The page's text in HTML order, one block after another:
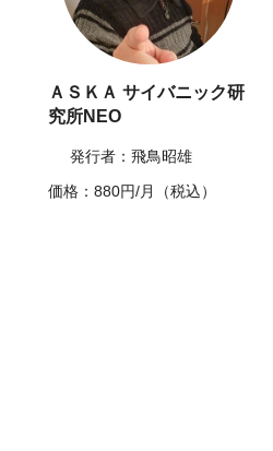
ＡＳＫＡ サイバニック研
究所NEO
発行者：飛鳥昭雄
価格：880円/月（税込）